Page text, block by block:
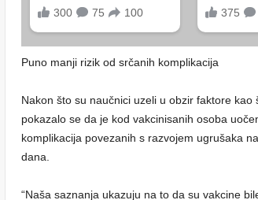
Puno manji rizik od srčanih komplikacija
Nakon što su naučnici uzeli u obzir faktore
pokazalo se da je kod vakcinisanih osoba
komplikacija povezanih s razvojem ugrušaka
dana.
“Naša saznanja ukazuju na to da su vakcine